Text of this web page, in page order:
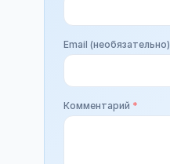
Email (необязательно)
Комментарий *